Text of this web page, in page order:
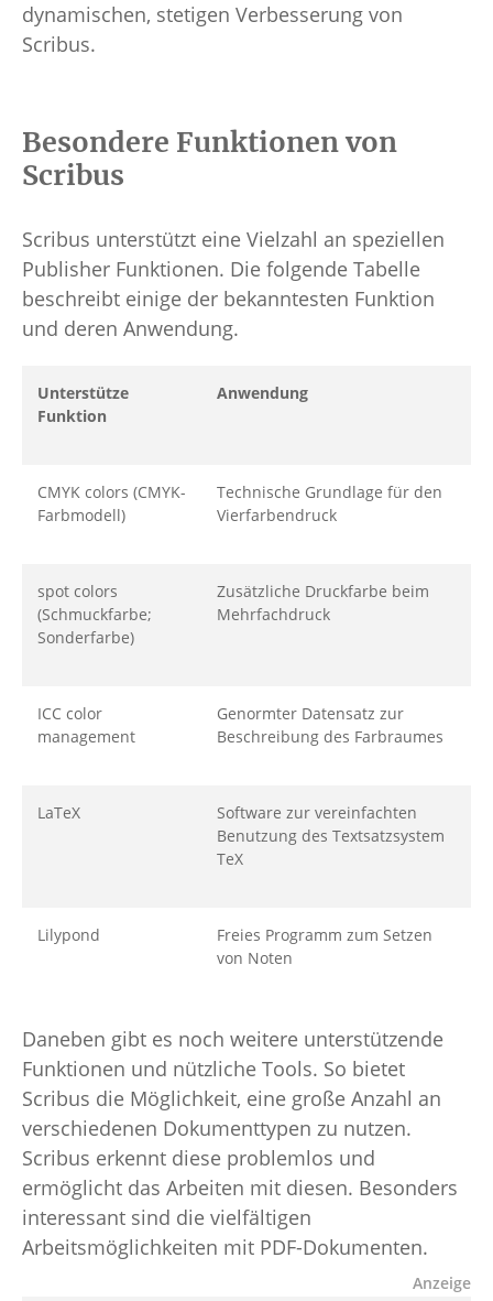
dynamischen, stetigen Verbesserung von
Scribus.
Besondere Funktionen von
Scribus
Scribus unterstützt eine Vielzahl an speziellen
Publisher Funktionen. Die folgende Tabelle
beschreibt einige der bekanntesten Funktion
und deren Anwendung.
Unterstütze
Funktion
Anwendung
CMYK colors (CMYK-
Farbmodell)
Technische Grundlage für den
Vierfarbendruck
spot colors
(Schmuckfarbe;
Sonderfarbe)
Zusätzliche Druckfarbe beim
Mehrfachdruck
ICC color
management
Genormter Datensatz zur
Beschreibung des Farbraumes
LaTeX
Software zur vereinfachten
Benutzung des Textsatzsystem
TeX
Lilypond
Freies Programm zum Setzen
von Noten
Daneben gibt es noch weitere unterstützende
Funktionen und nützliche Tools. So bietet
Scribus die Möglichkeit, eine große Anzahl an
verschiedenen Dokumenttypen zu nutzen.
Scribus erkennt diese problemlos und
ermöglicht das Arbeiten mit diesen. Besonders
interessant sind die vielfältigen
Arbeitsmöglichkeiten mit PDF-Dokumenten.